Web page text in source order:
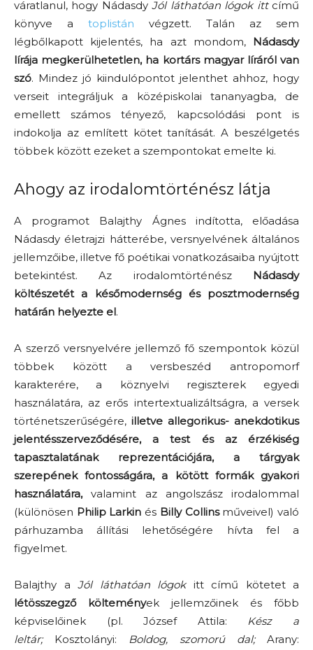
váratlanul, hogy NádasdyJól láthatóan lógok ittcímű
könyve a toplistán végzett. Talán az sem
légbőlkapott kijelentés, ha azt mondom, Nádasdy
lírája megkerülhetetlen, ha kortárs magyar líráról van
szó. Mindez jó kiindulópontot jelenthet ahhoz, hogy
verseit integráljuk a középiskolai tananyagba, de
emellett számos tényező, kapcsolódási pont is
indokolja az említett kötet tanítását. A beszélgetés
többek között ezeket a szempontokat emelte ki.
Ahogy az irodalomtörténész látja
A programot Balajthy Ágnes indította, előadása
Nádasdy életrajzi hátterébe, versnyelvének általános
jellemzőibe, illetve fő poétikai vonatkozásaiba nyújtott
betekintést. Az irodalomtörténész Nádasdy
költészetét a
későmodernség és posztmodernség
határán helyezte el.
A szerző versnyelvére jellemző fő szempontok közül
többek között a versbeszéd antropomorf
karakterére, a köznyelvi regiszterek egyedi
használatára, az erős intertextualizáltságra, a versek
történetszerűségére, illetve allegorikus- anekdotikus
jelentésszerveződésére, a test és az érzékiség
tapasztalatának reprezentációjára, a tárgyak
szerepének fontosságára, a kötött formák gyakori
használatára,valamint az angolszász irodalommal
(különösen Philip Larkin és Billy Collinsműveivel) való
párhuzamba állítási lehetőségére hívta fel a
figyelmet.
Balajthy a Jól láthatóan lógokitt című kötetet a
létösszegző költemények jellemzőinek és főbb
képviselőinek (pl. József Attila: Kész a
leltár;Kosztolányi: Boldog, szomorú dal;Arany: